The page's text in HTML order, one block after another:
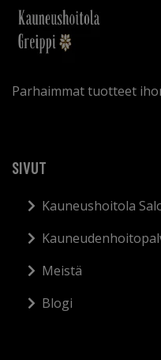
Parhaimmat tuotteet
SIVUT
Kauneushoitola
Meistä
Blogi